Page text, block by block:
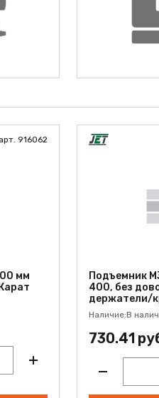
арт. 916062
мм
Подъемник
400, без
держатели/
Наличие:В
730.41